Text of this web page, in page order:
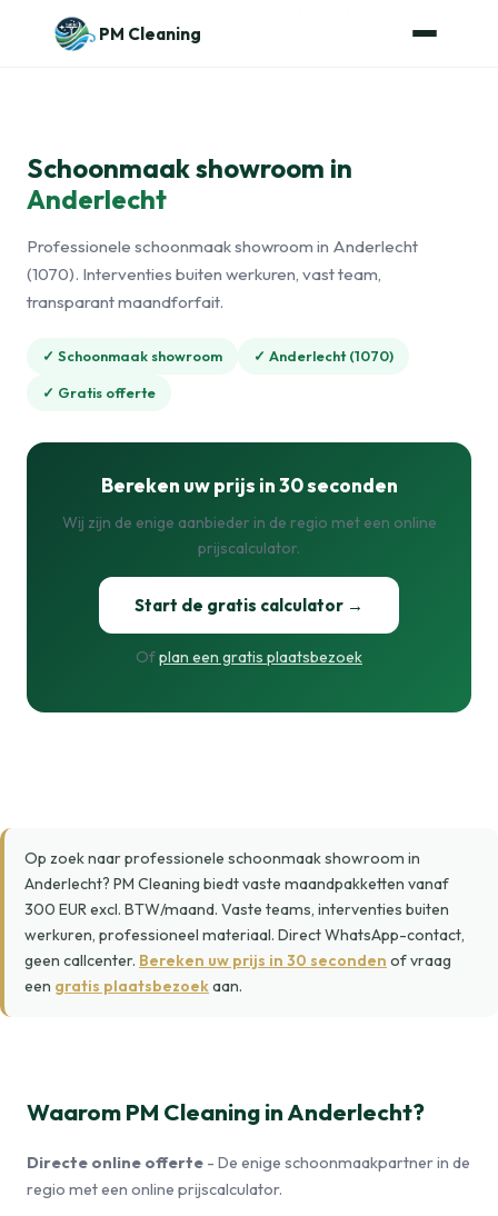
Naar de inhoud
PM Cleaning
Schoonmaak showroom in
Anderlecht
Professionele schoonmaak showroom in Anderlecht
(1070). Interventies buiten werkuren, vast team,
transparant maandforfait.
✓ Schoonmaak showroom ✓ Anderlecht (1070)
✓ Gratis offerte
Bereken uw prijs in 30 seconden
Wij zijn de enige aanbieder in de regio met een online
prijscalculator.
Start de gratis calculator →
Ofplan een gratis plaatsbezoek
Op zoek naar professionele schoonmaak showroom in
Anderlecht? PM Cleaning biedt vaste maandpakketten vanaf
300 EUR excl. BTW/maand. Vaste teams, interventies buiten
werkuren, professioneel materiaal. Direct WhatsApp-contact,
geen callcenter. Bereken uw prijs in 30 seconden of vraag
een gratis plaatsbezoekaan.
Waarom PM Cleaning in Anderlecht?
Directe online offerte - De enige schoonmaakpartner in de
regio met een online prijscalculator.